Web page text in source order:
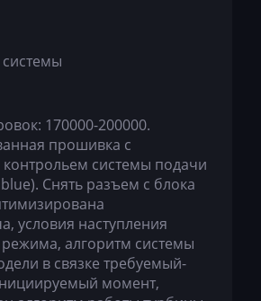
170000-200000.
прошивка с
системы подачи
Снять разъем с блока
условия наступления
алгоритм системы
в связке требуемый-
момент,